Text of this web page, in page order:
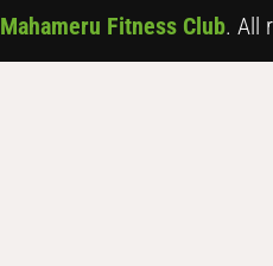
Mahameru Fitness Club. All